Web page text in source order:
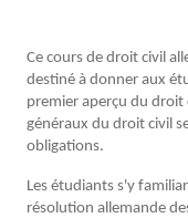
Ce cours de droit civil
destiné à donner aux
premier aperçu du
généraux du droit civil
obligations.
Les étudiants s'y
résolution allemande